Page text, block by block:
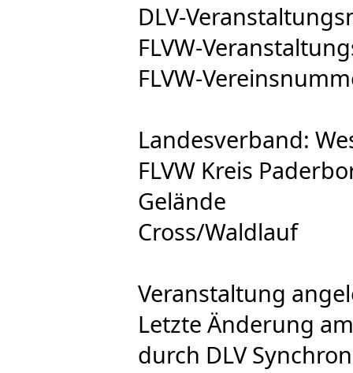
DLV-
FLVW-
FLVW-
Landesverband:
FLVW Kreis
Gelände
Cross/Waldlauf
Veranstaltung
Letzte Änderung
durch DLV